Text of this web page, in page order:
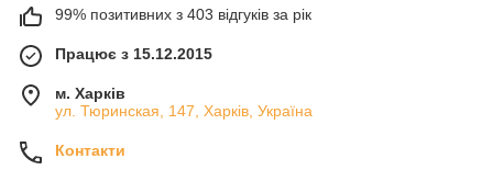
99% позитивних з 403 відгуків за рік
Працює з 15.12.2015
м. Харків
ул. Тюринская, 147, Харків, Україна
Контакти